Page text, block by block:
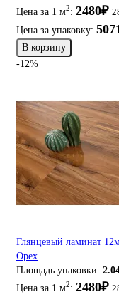
Цена за 1 м2: 2480₽
Цена за упаковку:
В корзину
-12%
Глянцевый ламинат
Орех
Площадь упаковки:
Цена за 1 м2: 2480₽